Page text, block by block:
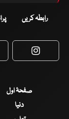
رابطہ کریں
صفحۂ اول
دنیا